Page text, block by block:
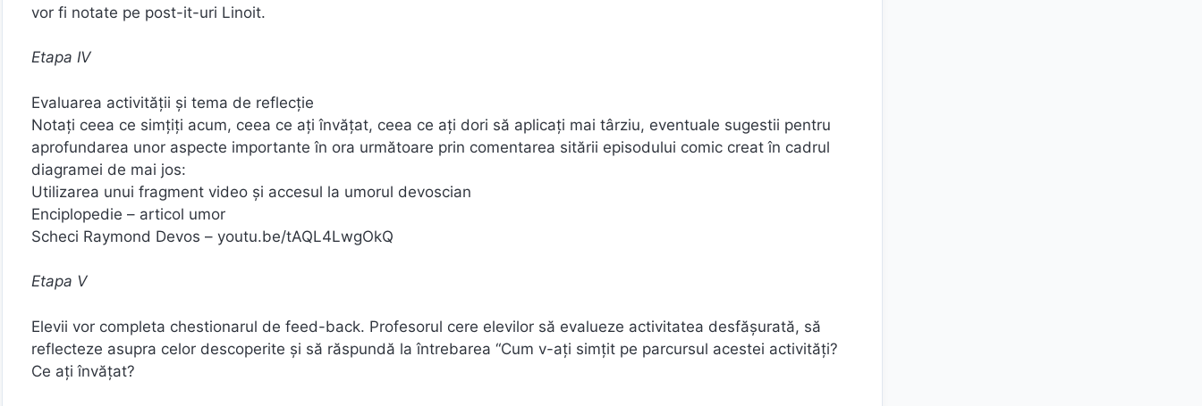
vor fi notate pe post-it-uri Linoit.
Etapa IV
Evaluarea activităţii și tema de reflecție
Notaţi ceea ce simţiţi acum, ceea ce aţi învăţat, ceea ce ați dori să aplicați mai târziu, eventuale sugestii pentru
aprofundarea unor aspecte importante în ora următoare prin comentarea sitării episodului comic creat în cadrul
diagramei de mai jos:
Utilizarea unui fragment video și accesul la umorul devoscian
Enciplopedie – articol umor
Scheci Raymond Devos – youtu.be/tAQL4LwgOkQ
Etapa V
Elevii vor completa chestionarul de feed-back. Profesorul cere elevilor să evalueze activitatea desfăşurată, să
reflecteze asupra celor descoperite și să răspundă la întrebarea “Cum v-aţi simţit pe parcursul acestei activităţi?
Ce ați învățat?